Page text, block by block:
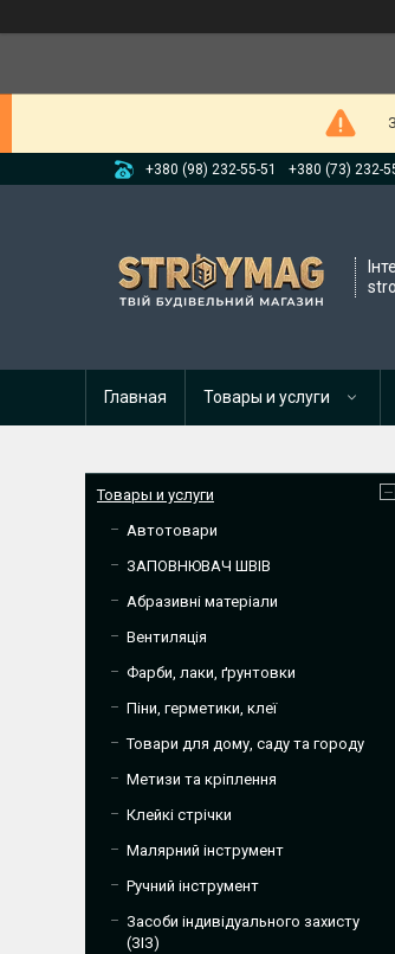
+380 (98) 232-55-51 +380 (73) 232-
Главная Товары и услуги
Товары и услуги
Автотовари
ЗАПОВНЮВАЧ ШВІВ
Абразивні матеріали
Вентиляція
Фарби, лаки, ґрунтовки
Піни, герметики, клеї
Товари для дому, саду та городу
Метизи та кріплення
Клейкі стрічки
Малярний інструмент
Ручний інструмент
Засоби індивідуального захисту
(ЗІЗ)